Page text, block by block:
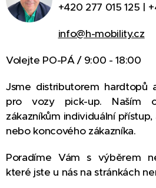
+420 277 015 125 |
info@h-mobility.cz
Volejte PO-PÁ / 9:00 - 18:00
Jsme distributorem hardtopů
pro vozy pick-up. Naším
zákazníkům individuální
nebo koncového zákazníka.
Poradíme Vám s výběrem
které jste u nás na stránkách